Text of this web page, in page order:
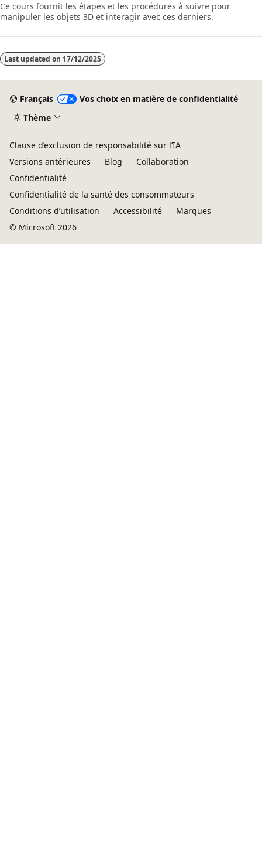
Ce cours fournit les étapes et les procédures à suivre pour
manipuler les objets 3D et interagir avec ces derniers.
Last updated on 17/12/2025
Français
Vos choix en matière de confidentialité
Thème
Clause d’exclusion de responsabilité sur l’IA
Versions antérieures
Blog
Collaboration
Confidentialité
Confidentialité de la santé des consommateurs
Conditions d’utilisation
Accessibilité
Marques
© Microsoft 2026